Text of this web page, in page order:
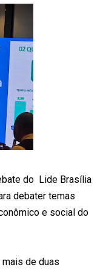
do Lide Brasília
debater temas
e social do
de duas